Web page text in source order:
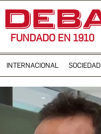
FUNDADO EN 1910
INTERNACIONAL SOCIEDAD